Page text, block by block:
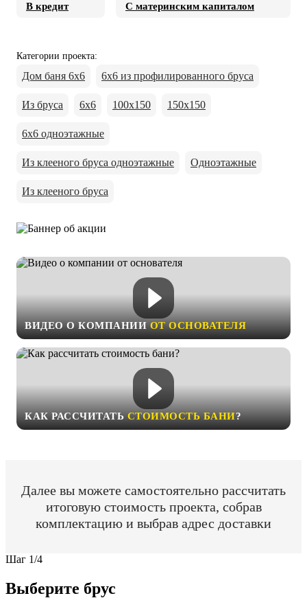
В кредит С материнским капиталом
Категории проекта:
Дом баня 6х6 6х6 из профилированного бруса
Из бруса 6х6 100х150 150х150
6х6 одноэтажные
Из клееного бруса одноэтажные Одноэтажные
Из клееного бруса
ВИДЕО О КОМПАНИИОТ ОСНОВАТЕЛЯ
КАК РАССЧИТАТЬСТОИМОСТЬ БАНИ?
Далее вы можете самостоятельно рассчитать
итоговую стоимость проекта, собрав
комплектацию и выбрав адрес доставки
Шаг 1/4
Выберите брус